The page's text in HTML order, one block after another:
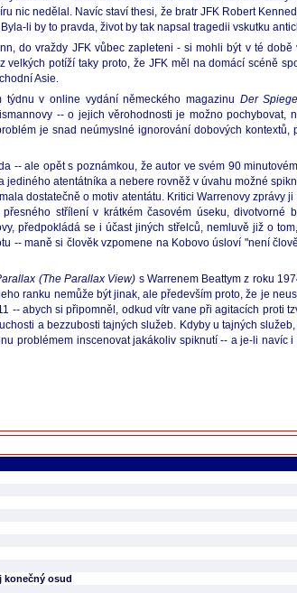
nic nedělal. Navíc staví thesi, že bratr JFK Robert
li by to pravda, život by tak napsal tragedii vskutku
do vraždy JFK vůbec zapleteni - si mohli být v té
potíží taky proto, že JFK měl na domácí scéně
Asie.
v online vydání německého magazinu Der
-- o jejich věrohodnosti je možno pochybovat,
je snad neúmyslné ignorování dobových
-- ale opět s poznámkou, že autor ve svém 90
atentátníka a nebere rovněž v úvahu možné
dostatečně o motiv atentátu. Kritici Warrenovy zprávy
střílení v krátkém časovém úseku,
předpokládá se i účast jiných střelců, nemluvě již o
-- maně si člověk vzpomene na Kobovo úsloví "není
(The Parallax View) s Warrenem Beattym z roku
ranku nemůže být jinak, ale především proto, že je
abych si připomněl, odkud vítr vane při agitacích proti
a bezzubosti tajných služeb. Kdyby u tajných
problémem inscenovat jakákoliv spiknutí -- a je-li navíc
konečný osud